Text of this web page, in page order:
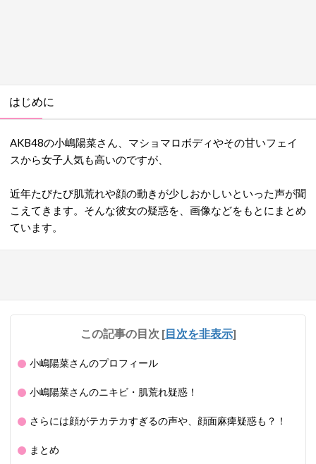
はじめに
AKB48の小嶋陽菜さん、マショマロボディやその甘いフェイ
スから女子人気も高いのですが、
近年たびたび肌荒れや顔の動きが少しおかしいといった声が聞
こえてきます。そんな彼女の疑惑を、画像などをもとにまとめ
ています。
この記事の目次 [目次を非表示]
小嶋陽菜さんのプロフィール
小嶋陽菜さんのニキビ・肌荒れ疑惑！
さらには顔がテカテカすぎるの声や、顔面麻痺疑惑も？！
まとめ